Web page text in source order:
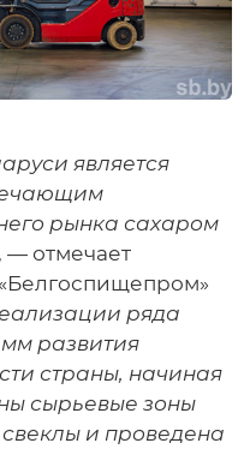
является
рынка сахаром
, — отмечает
ряда
развития
страны, начиная
сырьевые зоны
и проведена